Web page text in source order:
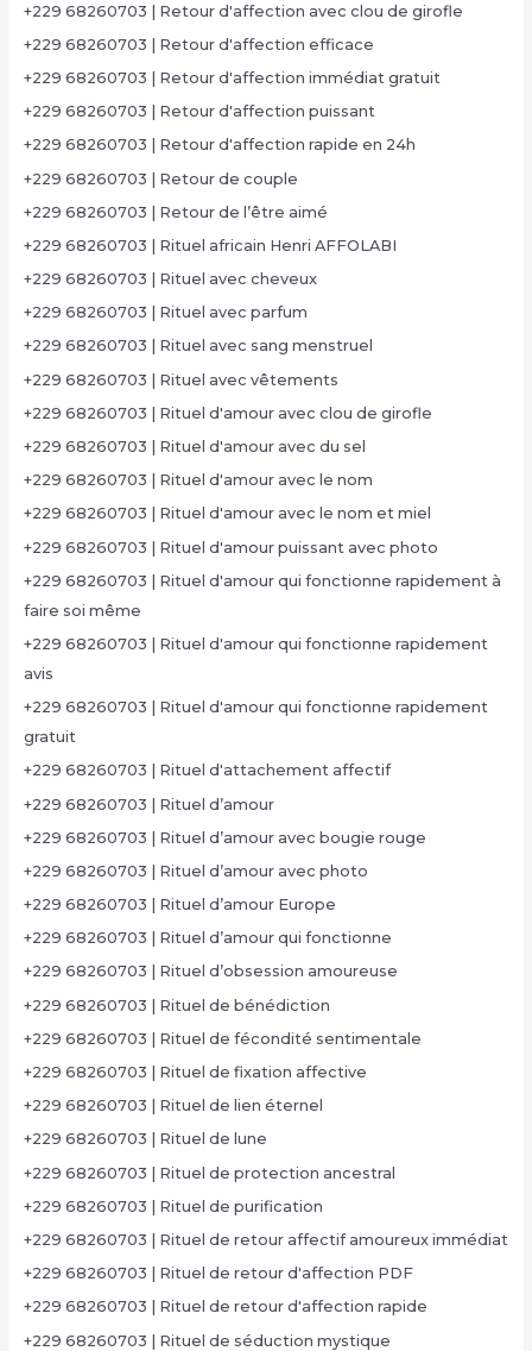
+229 68260703 | Retour d'affection avec clou de girofle
+229 68260703 | Retour d'affection efficace
+229 68260703 | Retour d'affection immédiat gratuit
+229 68260703 | Retour d'affection puissant
+229 68260703 | Retour d'affection rapide en 24h
+229 68260703 | Retour de couple
+229 68260703 | Retour de l’être aimé
+229 68260703 | Rituel africain Henri AFFOLABI
+229 68260703 | Rituel avec cheveux
+229 68260703 | Rituel avec parfum
+229 68260703 | Rituel avec sang menstruel
+229 68260703 | Rituel avec vêtements
+229 68260703 | Rituel d'amour avec clou de girofle
+229 68260703 | Rituel d'amour avec du sel
+229 68260703 | Rituel d'amour avec le nom
+229 68260703 | Rituel d'amour avec le nom et miel
+229 68260703 | Rituel d'amour puissant avec photo
+229 68260703 | Rituel d'amour qui fonctionne rapidement à
faire soi même
+229 68260703 | Rituel d'amour qui fonctionne rapidement
avis
+229 68260703 | Rituel d'amour qui fonctionne rapidement
gratuit
+229 68260703 | Rituel d'attachement affectif
+229 68260703 | Rituel d’amour
+229 68260703 | Rituel d’amour avec bougie rouge
+229 68260703 | Rituel d’amour avec photo
+229 68260703 | Rituel d’amour Europe
+229 68260703 | Rituel d’amour qui fonctionne
+229 68260703 | Rituel d’obsession amoureuse
+229 68260703 | Rituel de bénédiction
+229 68260703 | Rituel de fécondité sentimentale
+229 68260703 | Rituel de fixation affective
+229 68260703 | Rituel de lien éternel
+229 68260703 | Rituel de lune
+229 68260703 | Rituel de protection ancestral
+229 68260703 | Rituel de purification
+229 68260703 | Rituel de retour affectif amoureux immédiat
+229 68260703 | Rituel de retour d'affection PDF
+229 68260703 | Rituel de retour d'affection rapide
+229 68260703 | Rituel de séduction mystique